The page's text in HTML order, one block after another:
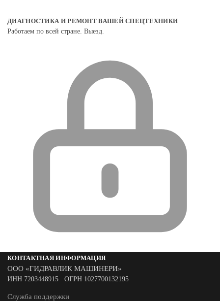
ДИАГНОСТИКА И РЕМОНТ ВАШЕЙ СПЕЦТЕХНИКИ
Работаем по всей стране. Выезд.
КОНТАКТНАЯ ИНФОРМАЦИЯ
ООО «ГИДРАВЛИК МАШИНЕРИ»
ИНН 7203448915 ОГРН 1027700132195
Служба поддержки